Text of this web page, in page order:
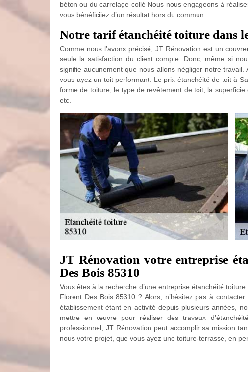
béton ou du carrelage collé Nous nous engageons à
vous bénéficiiez d’un résultat hors du commun.
Notre tarif étanchéité toiture dans
Comme nous l’avons précisé, JT Rénovation est un
seule la satisfaction du client compte. Donc, même si
signifie aucunement que nous allons négliger notre
vous ayez un toit performant. Le prix étanchéité de toit à
forme de toiture, le type de revêtement de toit, la superficie
etc.
JT Rénovation votre entreprise
Des Bois 85310
Vous êtes à la recherche d’une entreprise étanchéité
Florent Des Bois 85310 ? Alors, n’hésitez pas à
établissement étant en activité depuis plusieurs années,
mettre en œuvre pour réaliser des travaux
professionnel, JT Rénovation peut accomplir sa mission
nous votre projet, que vous ayez une toiture-terrasse, en